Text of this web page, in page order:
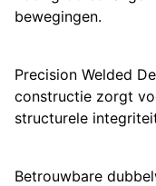
bewegingen.
Precision Welded
constructie zorgt
structurele
Betrouwbare